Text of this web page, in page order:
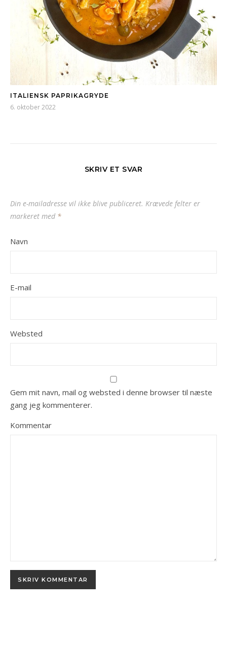
ITALIENSK PAPRIKAGRYDE
6. oktober 2022
SKRIV ET SVAR
Din e-mailadresse vil ikke blive publiceret. Krævede felter er
markeret med *
Navn
E-mail
Websted
Gem mit navn, mail og websted i denne browser til næste
gang jeg kommenterer.
Kommentar